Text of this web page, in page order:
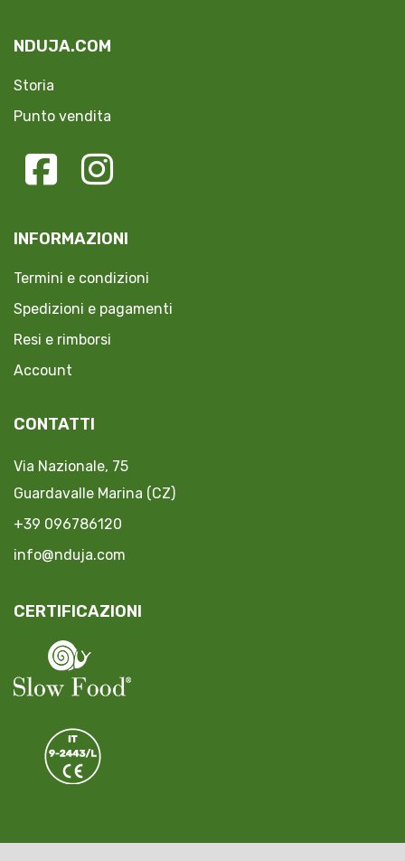
NDUJA.COM
Storia
Punto vendita
INFORMAZIONI
Termini e condizioni
Spedizioni e pagamenti
Resi e rimborsi
Account
CONTATTI
Via Nazionale, 75
Guardavalle Marina (CZ)
+39 096786120
info@nduja.com
CERTIFICAZIONI